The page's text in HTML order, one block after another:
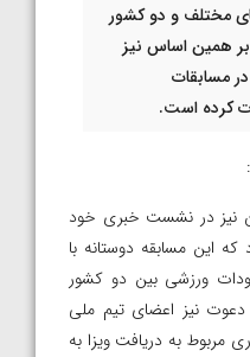
مختلف و دو کشور
بر همین اساس نیز
مسابقات
کرده است.
نیز در نشست خبری خود
این مسابقه دوستانه با
ورزشی بین دو کشور
نیز اعضای تیم ملی
مربوط به دریافت ویزا به